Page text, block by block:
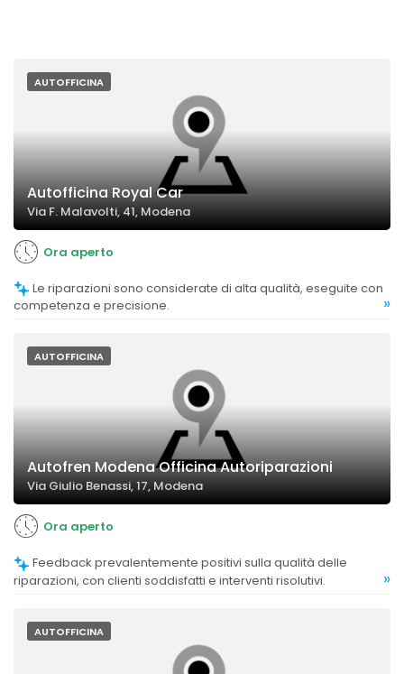
AUTOFFICINA
Autofficina Royal Car
Via F. Malavolti, 41, Modena
Ora aperto
competenza e precisione.
»
AUTOFFICINA
Autofren Modena Officina Autoriparazioni
Via Giulio Benassi, 17, Modena
Ora aperto
riparazioni, con clienti soddisfatti e interventi risolutivi.
»
AUTOFFICINA